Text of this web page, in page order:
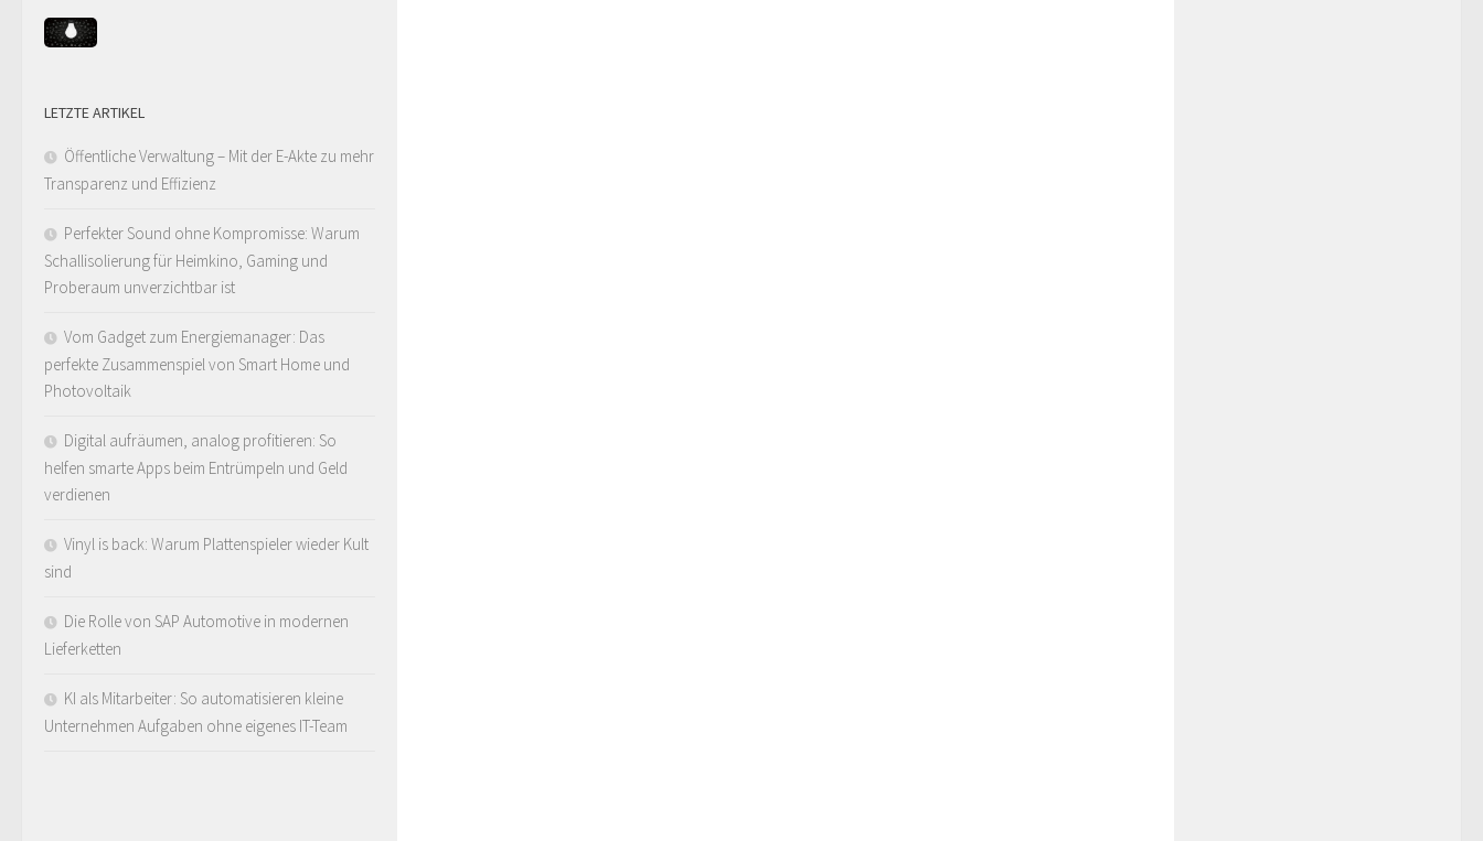
LETZTE ARTIKEL
Öffentliche Verwaltung – Mit der E-Akte zu mehr
Transparenz und Effizienz
Perfekter Sound ohne Kompromisse: Warum
Schallisolierung für Heimkino, Gaming und
Proberaum unverzichtbar ist
Vom Gadget zum Energiemanager: Das
perfekte Zusammenspiel von Smart Home und
Photovoltaik
Digital aufräumen, analog profitieren: So
helfen smarte Apps beim Entrümpeln und Geld
verdienen
Vinyl is back: Warum Plattenspieler wieder Kult
sind
Die Rolle von SAP Automotive in modernen
Lieferketten
KI als Mitarbeiter: So automatisieren kleine
Unternehmen Aufgaben ohne eigenes IT-Team